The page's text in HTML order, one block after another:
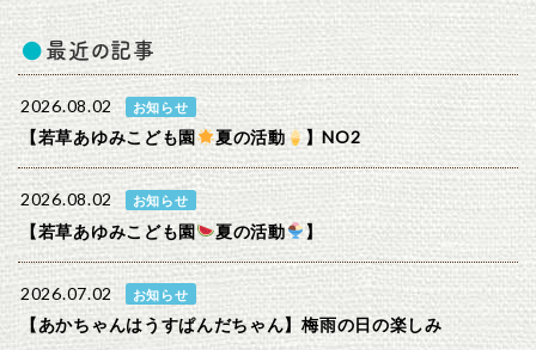
最近の記事
2026.08.02 お知らせ
【若草あゆみこども園 夏の活動 】NO2
2026.08.02 お知らせ
【若草あゆみこども園 夏の活動 】
2026.07.02 お知らせ
【あかちゃんはうすぱんだちゃん】梅雨の日の楽しみ